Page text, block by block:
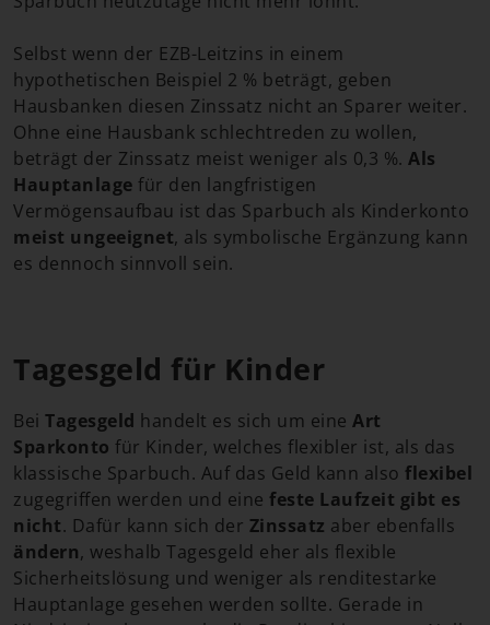
Selbst wenn der EZB-Leitzins in einem
hypothetischen Beispiel 2 % beträgt, geben
Hausbanken diesen Zinssatz nicht an Sparer weiter.
Ohne eine Hausbank schlechtreden zu wollen,
beträgt der Zinssatz meist weniger als 0,3 %. Als
Hauptanlage für den langfristigen
Vermögensaufbau ist das Sparbuch als Kinderkonto
meist ungeeignet, als symbolische Ergänzung kann
es dennoch sinnvoll sein.
Tagesgeld für Kinder
Bei Tagesgeld handelt es sich um eine Art
Sparkonto für Kinder, welches flexibler ist, als das
klassische Sparbuch. Auf das Geld kann also flexibel
zugegriffen werden und eine feste Laufzeit gibt es
nicht. Dafür kann sich der Zinssatz aber ebenfalls
ändern, weshalb Tagesgeld eher als flexible
Sicherheitslösung und weniger als renditestarke
Hauptanlage gesehen werden sollte. Gerade in